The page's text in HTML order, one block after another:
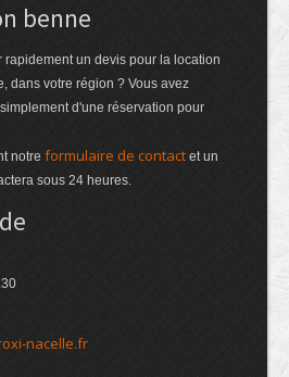
benne
rapidement un devis pour la location
dans votre région ? Vous avez
d'une réservation pour
notre formulaire de contact et un
sous 24 heures.
nacelle.fr